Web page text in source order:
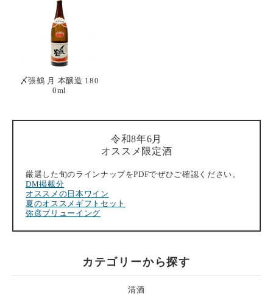
〆張鶴 月 本醸造 180
0ml
令和8年6月
オススメ限定酒
厳選した旬のラインナップをPDFでぜひご確認ください。
DM掲載分
オススメの日本ワイン
夏のオススメギフトセット
弥彦ブリューイング
カテゴリーから探す
清酒